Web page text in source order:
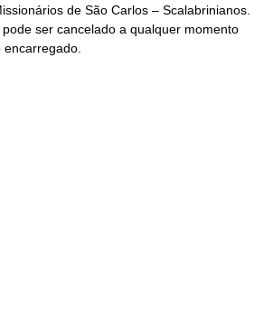
de São Carlos – Scalabrinianos.
ser cancelado a qualquer momento
encarregado.